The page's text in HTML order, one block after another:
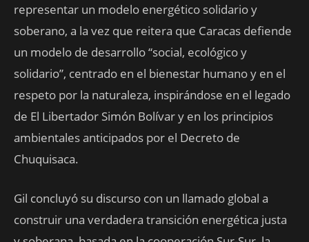
representar un modelo energético solidario y
soberano, a la vez que reitera que Caracas defiende
un modelo de desarrollo “social, ecológico y
solidario”, centrado en el bienestar humano y en el
respeto por la naturaleza, inspirándose en el legado
de El Libertador Simón Bolívar y en los principios
ambientales anticipados por el Decreto de
Chuquisaca.
Gil concluyó su discurso con un llamado global a
construir una verdadera transición energética justa